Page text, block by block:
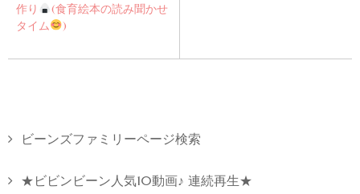
作り
(食育絵本の読み聞かせ
タイム
)
ビーンズファミリーページ検索
★ビビンビーン人気10動画♪ 連続再生★